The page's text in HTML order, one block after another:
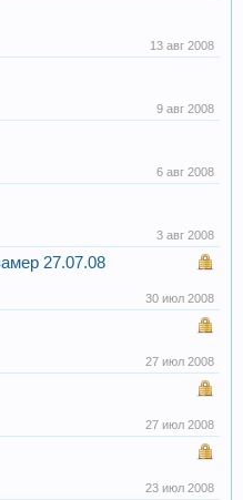
13 авг 2008
9 авг 2008
6 авг 2008
3 авг 2008
27.07.08
30 июл 2008
27 июл 2008
27 июл 2008
23 июл 2008